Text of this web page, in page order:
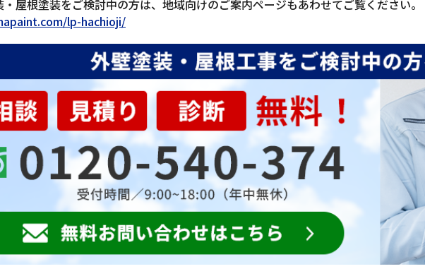
屋根塗装をご検討中の方は、地域向けのご案内ページもあわせてご覧ください。
lp-hachioji/